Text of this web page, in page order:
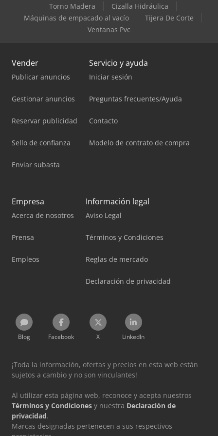
Torno Madera
Cizalla Hidráulica
Máquinas de empacado al vacío
Tijera De Corte
Ventanas Pvc
Vender
Publicar anuncios
Gestionar anuncios
Reservar publicidad
Sello de confianza
Enviar subasta
Servicio y ayuda
Iniciar sesión
Preguntas frecuentes/Ayuda
Contacto
Modelo de contrato de compra
Empresa
Acerca de nosotros
Prensa
Empleos
Información legal
Aviso Legal
Términos y Condiciones
Reglas de mercado
Declaración de privacidad
Blog Facebook X LinkedIn
¡Toda la información, ofertas y precios en esta web están
sujetos a cambio y no son vinculantes!
Al utilizar esta página web, reconoce y acepta nuestros
Términos y Condiciones y nuestra Declaración de
privacidad.
Marcas designadas pertenecen a sus respectivos